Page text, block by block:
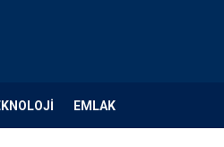
EMLAK